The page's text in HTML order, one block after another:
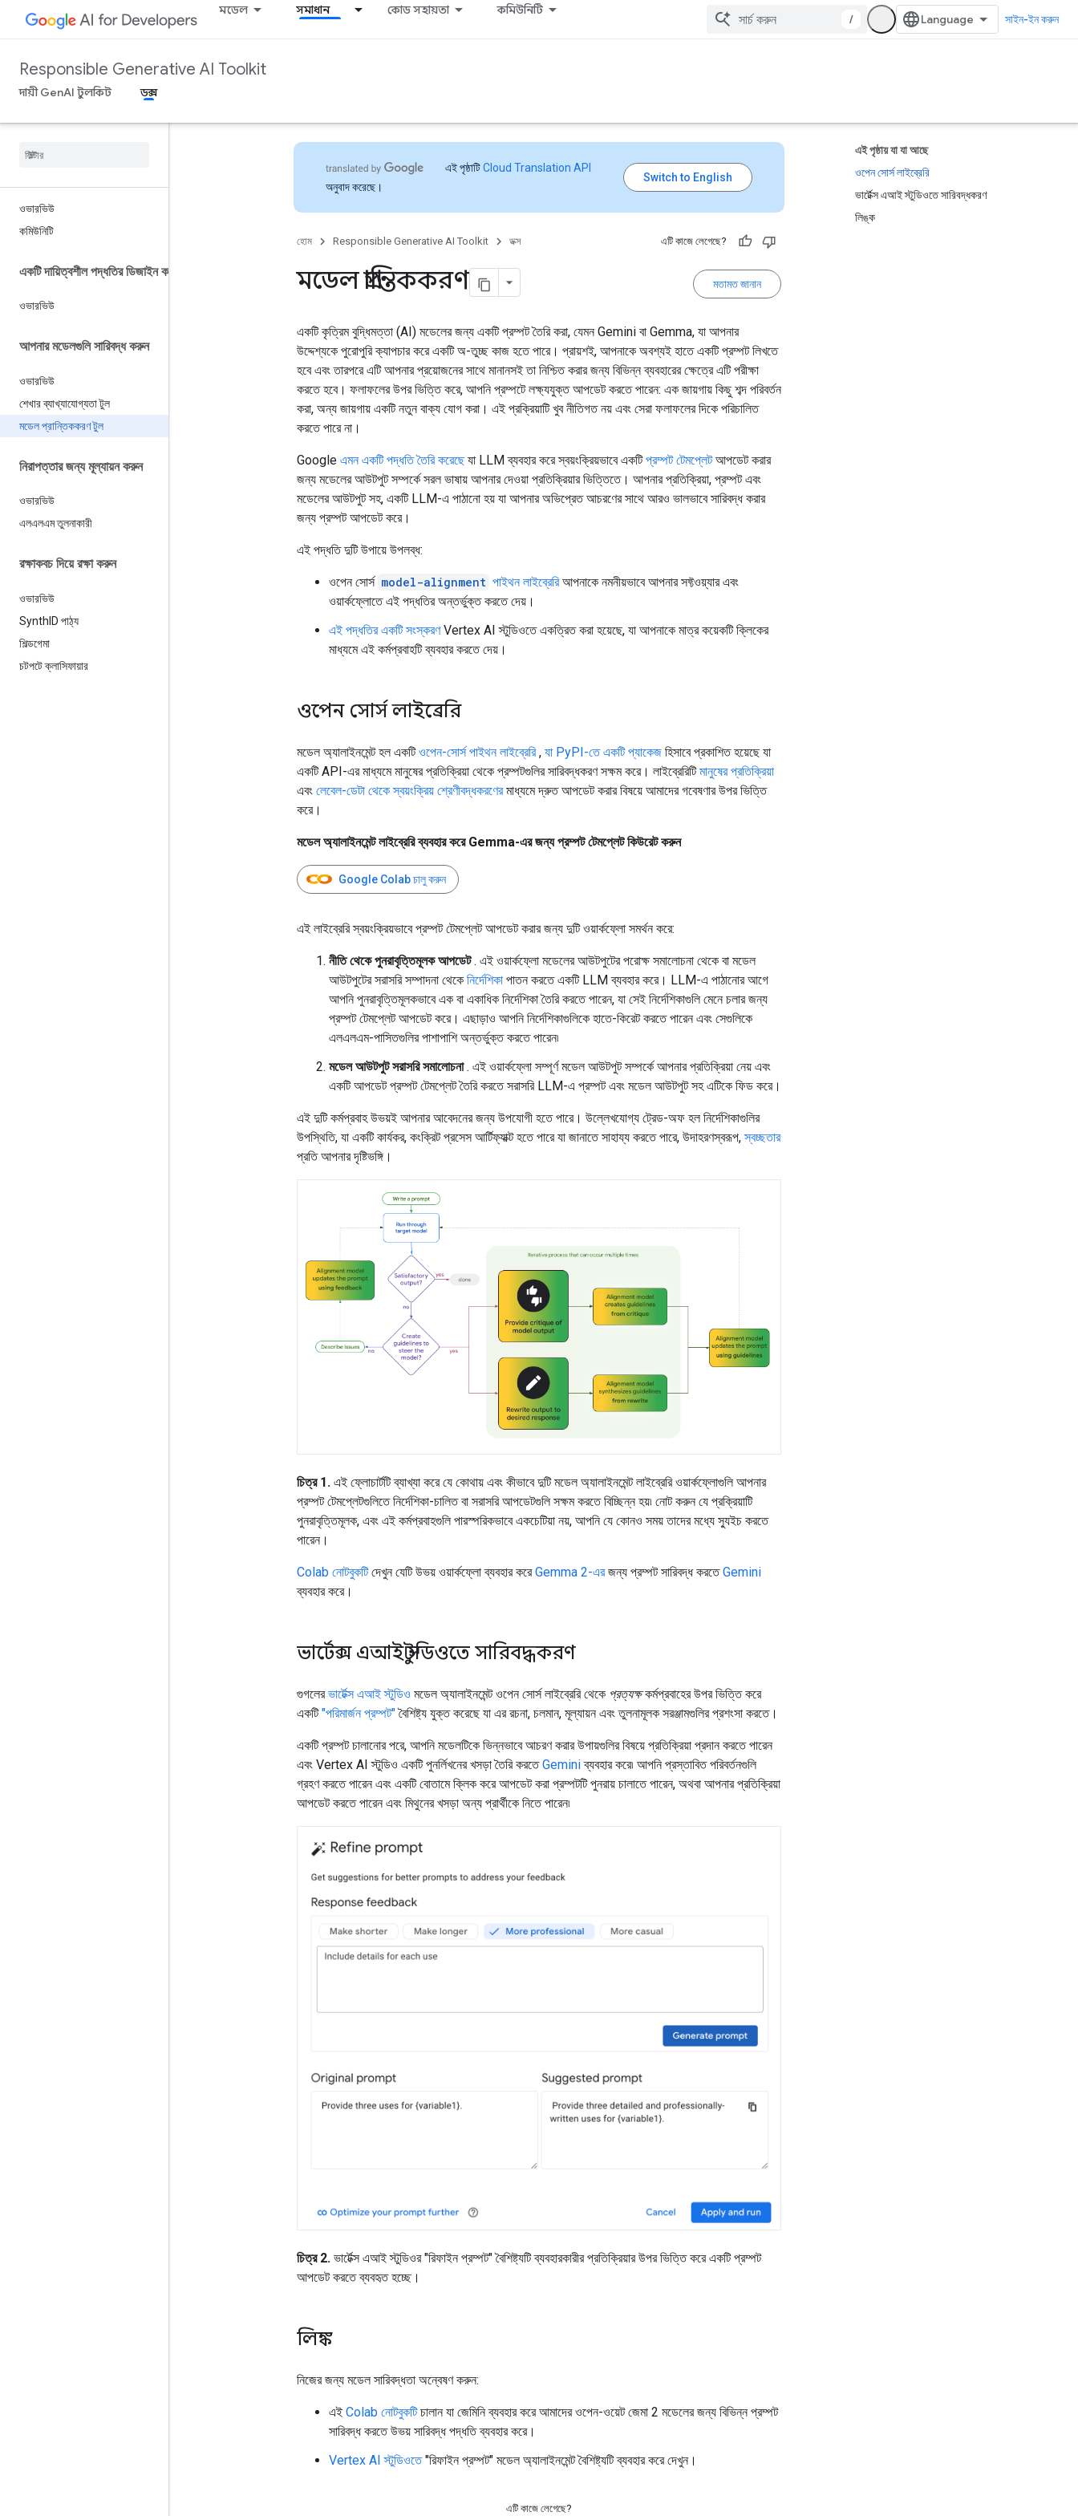
মডেল সমাধান কোড সহায়তা কমিউনিটি
/ সাইন-ইন করুন
Responsible Generative AI Toolkit
দায়ী GenAI টুলকিট ডক্স
ওভারভিউ
কমিউনিটি
একটি দায়িত্বশীল পদ্ধতির ডিজাইন করুন
ওভারভিউ
আপনার মডেলগুলি সারিবদ্ধ করুন
ওভারভিউ
শেখার ব্যাখ্যাযোগ্যতা টুল
মডেল প্রান্তিককরণ টুল
নিরাপত্তার জন্য মূল্যায়ন করুন
ওভারভিউ
এলএলএম তুলনাকারী
রক্ষাকবচ দিয়ে রক্ষা করুন
ওভারভিউ
SynthID পাঠ্য
শিল্ডগেমা
চটপটে ক্লাসিফায়ার
এই পৃষ্ঠায় যা যা আছে
ওপেন সোর্স লাইব্রেরি
ভার্টেক্স এআই স্টুডিওতে সারিবদ্ধকরণ
লিঙ্ক
এই পৃষ্ঠাটিCloud Translation API
অনুবাদ করেছে।
হোম Responsible Generative AI Toolkit ডক্স এটি কাজে লেগেছে?
মতামত জানান
মডেল প্রান্তিককরণ
একটি কৃত্রিম বুদ্ধিমত্তা (AI) মডেলের জন্য একটি প্রম্পট তৈরি করা, যেমন Gemini বা Gemma, যা আপনার
উদ্দেশ্যকে পুরোপুরি ক্যাপচার করে একটি অ-তুচ্ছ কাজ হতে পারে। প্রায়শই, আপনাকে অবশ্যই হাতে একটি প্রম্পট লিখতে
হবে এবং তারপরে এটি আপনার প্রয়োজনের সাথে মানানসই তা নিশ্চিত করার জন্য বিভিন্ন ব্যবহারের ক্ষেত্রে এটি পরীক্ষা
করতে হবে। ফলাফলের উপর ভিত্তি করে, আপনি প্রম্পটে লক্ষ্যযুক্ত আপডেট করতে পারেন: এক জায়গায় কিছু শব্দ পরিবর্তন
করা, অন্য জায়গায় একটি নতুন বাক্য যোগ করা। এই প্রক্রিয়াটি খুব নীতিগত নয় এবং সেরা ফলাফলের দিকে পরিচালিত
করতে পারে না।
Google এমন একটি পদ্ধতি তৈরি করেছেযা LLM ব্যবহার করে স্বয়ংক্রিয়ভাবে একটিপ্রম্পট টেমপ্লেটআপডেট করার
জন্য মডেলের আউটপুট সম্পর্কে সরল ভাষায় আপনার দেওয়া প্রতিক্রিয়ার ভিত্তিতে। আপনার প্রতিক্রিয়া, প্রম্পট এবং
মডেলের আউটপুট সহ, একটি LLM-এ পাঠানো হয় যা আপনার অভিপ্রেত আচরণের সাথে আরও ভালভাবে সারিবদ্ধ করার
জন্য প্রম্পট আপডেট করে।
এই পদ্ধতি দুটি উপায়ে উপলব্ধ:
ওপেন সোর্স model-alignment পাইথন লাইব্রেরিআপনাকে নমনীয়ভাবে আপনার সফ্টওয়্যার এবং
ওয়ার্কফ্লোতে এই পদ্ধতির অন্তর্ভুক্ত করতে দেয়।
এই পদ্ধতির একটি সংস্করণVertex AI স্টুডিওতে একত্রিত করা হয়েছে, যা আপনাকে মাত্র কয়েকটি ক্লিকের
মাধ্যমে এই কর্মপ্রবাহটি ব্যবহার করতে দেয়।
ওপেন সোর্স লাইব্রেরি
মডেল অ্যালাইনমেন্ট হল একটিওপেন-সোর্স পাইথন লাইব্রেরি, যা PyPI-তে একটি প্যাকেজ হিসাবে প্রকাশিত হয়েছে যা
একটি API-এর মাধ্যমে মানুষের প্রতিক্রিয়া থেকে প্রম্পটগুলির সারিবদ্ধকরণ সক্ষম করে। লাইব্রেরিটিমানুষের প্রতিক্রিয়া
এবং লেবেল-ডেটা থেকে স্বয়ংক্রিয় শ্রেণীবদ্ধকরণেরমাধ্যমে দ্রুত আপডেট করার বিষয়ে আমাদের গবেষণার উপর ভিত্তি
করে।
মডেল অ্যালাইনমেন্ট লাইব্রেরি ব্যবহার করে Gemma-এর জন্য প্রম্পট টেমপ্লেট কিউরেট করুন
Google Colab চালু করুন
এই লাইব্রেরি স্বয়ংক্রিয়ভাবে প্রম্পট টেমপ্লেট আপডেট করার জন্য দুটি ওয়ার্কফ্লো সমর্থন করে:
নীতি থেকে পুনরাবৃত্তিমূলক আপডেট. এই ওয়ার্কফ্লো মডেলের আউটপুটের পরোক্ষ সমালোচনা থেকে বা মডেল
আউটপুটের সরাসরি সম্পাদনা থেকে নির্দেশিকা পাতন করতে একটি LLM ব্যবহার করে। LLM-এ পাঠানোর আগে
আপনি পুনরাবৃত্তিমূলকভাবে এক বা একাধিক নির্দেশিকা তৈরি করতে পারেন, যা সেই নির্দেশিকাগুলি মেনে চলার জন্য
প্রম্পট টেমপ্লেট আপডেট করে। এছাড়াও আপনি নির্দেশিকাগুলিকে হাতে-কিরেট করতে পারেন এবং সেগুলিকে
এলএলএম-পাসিতগুলির পাশাপাশি অন্তর্ভুক্ত করতে পারেন৷
মডেল আউটপুট সরাসরি সমালোচনা. এই ওয়ার্কফ্লো সম্পূর্ণ মডেল আউটপুট সম্পর্কে আপনার প্রতিক্রিয়া নেয় এবং
একটি আপডেট প্রম্পট টেমপ্লেট তৈরি করতে সরাসরি LLM-এ প্রম্পট এবং মডেল আউটপুট সহ এটিকে ফিড করে।
এই দুটি কর্মপ্রবাহ উভয়ই আপনার আবেদনের জন্য উপযোগী হতে পারে। উল্লেখযোগ্য ট্রেড-অফ হল নির্দেশিকাগুলির
উপস্থিতি, যা একটি কার্যকর, কংক্রিট প্রসেস আর্টিফ্যাক্ট হতে পারে যা জানাতে সাহায্য করতে পারে, উদাহরণস্বরূপ,স্বচ্ছতার
প্রতি আপনার দৃষ্টিভঙ্গি।
চিত্র 1. এই ফ্লোচার্টটি ব্যাখ্যা করে যে কোথায় এবং কীভাবে দুটি মডেল অ্যালাইনমেন্ট লাইব্রেরি ওয়ার্কফ্লোগুলি আপনার
প্রম্পট টেমপ্লেটগুলিতে নির্দেশিকা-চালিত বা সরাসরি আপডেটগুলি সক্ষম করতে বিচ্ছিন্ন হয়৷ নোট করুন যে প্রক্রিয়াটি
পুনরাবৃত্তিমূলক, এবং এই কর্মপ্রবাহগুলি পারস্পরিকভাবে একচেটিয়া নয়, আপনি যে কোনও সময় তাদের মধ্যে স্যুইচ করতে
পারেন।
Colab নোটবুকটিদেখুন যেটি উভয় ওয়ার্কফ্লো ব্যবহার করেGemma 2-এরজন্য প্রম্পট সারিবদ্ধ করতেGemini
ব্যবহার করে।
ভার্টেক্স এআই স্টুডিওতে সারিবদ্ধকরণ
গুগলেরভার্টেক্স এআই স্টুডিও মডেল অ্যালাইনমেন্ট ওপেন সোর্স লাইব্রেরি থেকে প্রত্যক্ষকর্মপ্রবাহের উপর ভিত্তি করে
একটি"পরিমার্জন প্রম্পট"বৈশিষ্ট্য যুক্ত করেছে যা এর রচনা, চলমান, মূল্যায়ন এবং তুলনামূলক সরঞ্জামগুলির প্রশংসা করতে।
একটি প্রম্পট চালানোর পরে, আপনি মডেলটিকে ভিন্নভাবে আচরণ করার উপায়গুলির বিষয়ে প্রতিক্রিয়া প্রদান করতে পারেন
এবং Vertex AI স্টুডিও একটি পুনর্লিখনের খসড়া তৈরি করতেGeminiব্যবহার করে৷ আপনি প্রস্তাবিত পরিবর্তনগুলি
গ্রহণ করতে পারেন এবং একটি বোতামে ক্লিক করে আপডেট করা প্রম্পটটি পুনরায় চালাতে পারেন, অথবা আপনার প্রতিক্রিয়া
আপডেট করতে পারেন এবং মিথুনের খসড়া অন্য প্রার্থীকে নিতে পারেন৷
চিত্র 2. ভার্টেক্স এআই স্টুডিওর "রিফাইন প্রম্পট" বৈশিষ্ট্যটি ব্যবহারকারীর প্রতিক্রিয়ার উপর ভিত্তি করে একটি প্রম্পট
আপডেট করতে ব্যবহৃত হচ্ছে।
লিঙ্ক
নিজের জন্য মডেল সারিবদ্ধতা অন্বেষণ করুন:
এই Colab নোটবুকটিচালান যা জেমিনি ব্যবহার করে আমাদের ওপেন-ওয়েট জেমা 2 মডেলের জন্য বিভিন্ন প্রম্পট
সারিবদ্ধ করতে উভয় সারিবদ্ধ পদ্ধতি ব্যবহার করে।
Vertex AI স্টুডিওতে"রিফাইন প্রম্পট" মডেল অ্যালাইনমেন্ট বৈশিষ্ট্যটি ব্যবহার করে দেখুন।
এটি কাজে লেগেছে?